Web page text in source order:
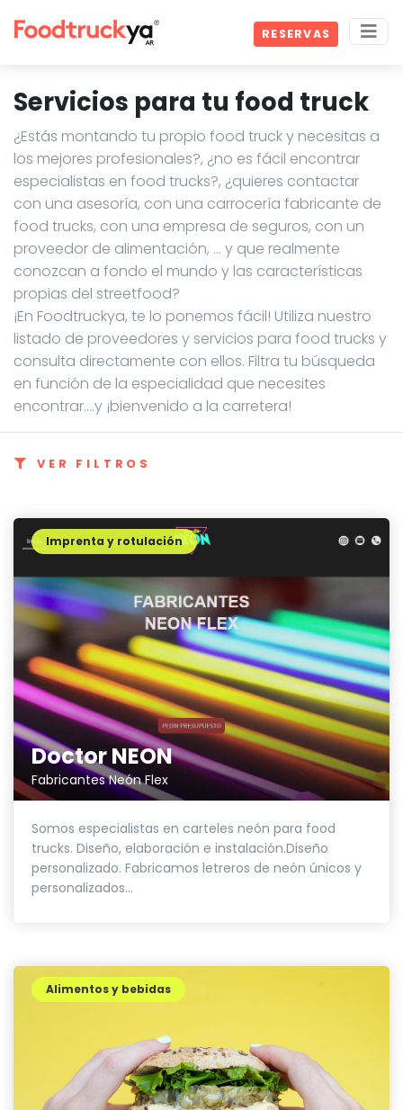
RESERVAS
Servicios para tu food truck
¿Estás montando tu propio food truck y necesitas a
los mejores profesionales?, ¿no es fácil encontrar
especialistas en food trucks?, ¿quieres contactar
con una asesoría, con una carrocería fabricante de
food trucks, con una empresa de seguros, con un
proveedor de alimentación, … y que realmente
conozcan a fondo el mundo y las características
propias del streetfood?
¡En Foodtruckya, te lo ponemos fácil! Utiliza nuestro
listado de proveedores y servicios para food trucks y
consulta directamente con ellos. Filtra tu búsqueda
en función de la especialidad que necesites
encontrar....y ¡bienvenido a la carretera!
VER FILTROS
Doctor NEON
Fabricantes Neón Flex
Imprenta y rotulación
Somos especialistas en carteles neón para food
trucks. Diseño, elaboración e instalación.Diseño
personalizado. Fabricamos letreros de neón únicos y
personalizados...
Alimentos y bebidas